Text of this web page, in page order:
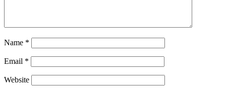
Name *
Email *
Website